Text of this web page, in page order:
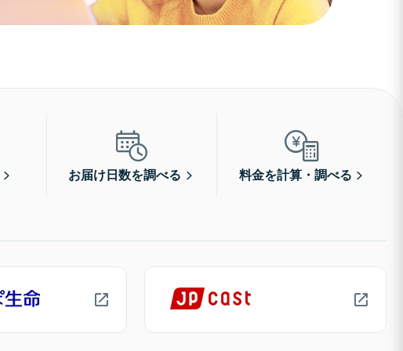
お届け日数を調べる 料金を計算・調べる